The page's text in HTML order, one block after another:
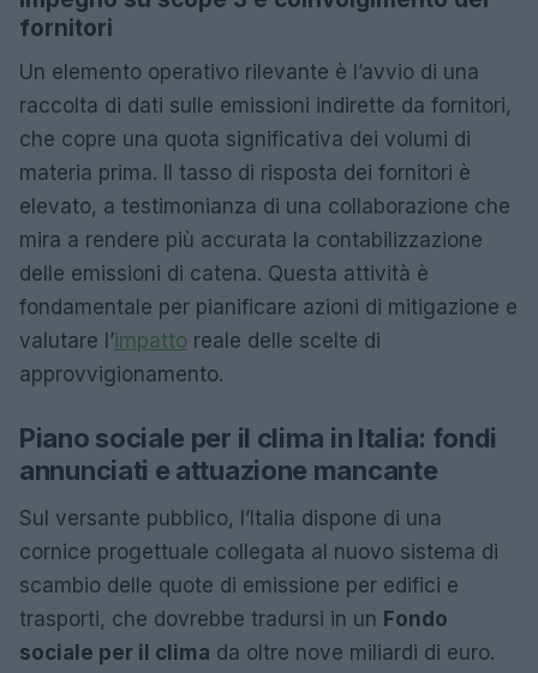
fornitori
Un elemento operativo rilevante è l’avvio di una
raccolta di dati sulle emissioni indirette da fornitori,
che copre una quota significativa dei volumi di
materia prima. Il tasso di risposta dei fornitori è
elevato, a testimonianza di una collaborazione che
mira a rendere più accurata la contabilizzazione
delle emissioni di catena. Questa attività è
fondamentale per pianificare azioni di mitigazione e
valutare l’impatto reale delle scelte di
approvvigionamento.
Piano sociale per il clima in Italia: fondi
annunciati e attuazione mancante
Sul versante pubblico, l’Italia dispone di una
cornice progettuale collegata al nuovo sistema di
scambio delle quote di emissione per edifici e
trasporti, che dovrebbe tradursi in un Fondo
sociale per il clima da oltre nove miliardi di euro.